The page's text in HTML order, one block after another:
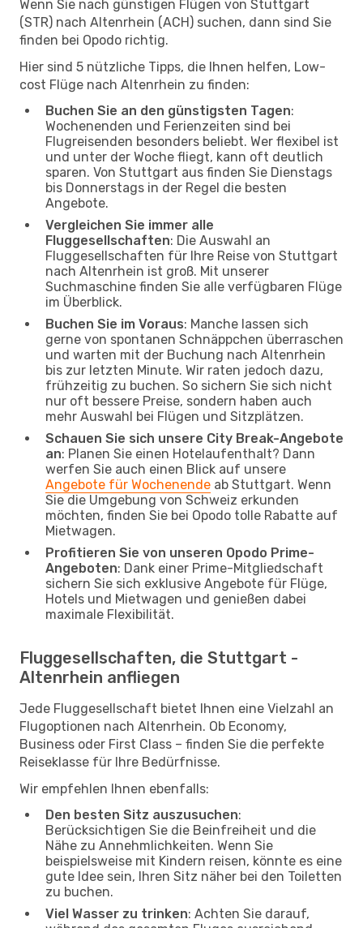
Wenn Sie nach günstigen Flügen von Stuttgart
(STR) nach Altenrhein (ACH) suchen, dann sind Sie
finden bei Opodo richtig.
Hier sind 5 nützliche Tipps, die Ihnen helfen, Low-
cost Flüge nach Altenrhein zu finden:
Buchen Sie an den günstigsten Tagen:
Wochenenden und Ferienzeiten sind bei
Flugreisenden besonders beliebt. Wer flexibel ist
und unter der Woche fliegt, kann oft deutlich
sparen. Von Stuttgart aus finden Sie Dienstags
bis Donnerstags in der Regel die besten
Angebote.
Vergleichen Sie immer alle
Fluggesellschaften: Die Auswahl an
Fluggesellschaften für Ihre Reise von Stuttgart
nach Altenrhein ist groß. Mit unserer
Suchmaschine finden Sie alle verfügbaren Flüge
im Überblick.
Buchen Sie im Voraus: Manche lassen sich
gerne von spontanen Schnäppchen überraschen
und warten mit der Buchung nach Altenrhein
bis zur letzten Minute. Wir raten jedoch dazu,
frühzeitig zu buchen. So sichern Sie sich nicht
nur oft bessere Preise, sondern haben auch
mehr Auswahl bei Flügen und Sitzplätzen.
Schauen Sie sich unsere City Break-Angebote
an: Planen Sie einen Hotelaufenthalt? Dann
werfen Sie auch einen Blick auf unsere
Angebote für Wochenende ab Stuttgart. Wenn
Sie die Umgebung von Schweiz erkunden
möchten, finden Sie bei Opodo tolle Rabatte auf
Mietwagen.
Profitieren Sie von unseren Opodo Prime-
Angeboten: Dank einer Prime-Mitgliedschaft
sichern Sie sich exklusive Angebote für Flüge,
Hotels und Mietwagen und genießen dabei
maximale Flexibilität.
Fluggesellschaften, die Stuttgart -
Altenrhein anfliegen
Jede Fluggesellschaft bietet Ihnen eine Vielzahl an
Flugoptionen nach Altenrhein. Ob Economy,
Business oder First Class – finden Sie die perfekte
Reiseklasse für Ihre Bedürfnisse.
Wir empfehlen Ihnen ebenfalls:
Den besten Sitz auszusuchen:
Berücksichtigen Sie die Beinfreiheit und die
Nähe zu Annehmlichkeiten. Wenn Sie
beispielsweise mit Kindern reisen, könnte es eine
gute Idee sein, Ihren Sitz näher bei den Toiletten
zu buchen.
Viel Wasser zu trinken: Achten Sie darauf,